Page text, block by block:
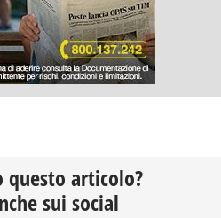
questo articolo?
sui social